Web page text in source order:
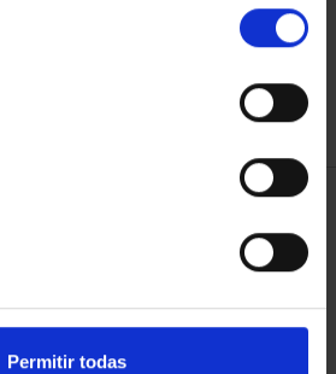
Permitir todas
REFINAR